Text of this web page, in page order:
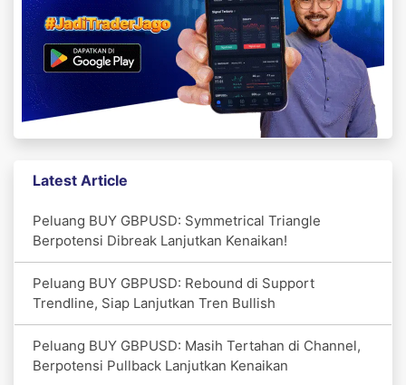
Latest Article
Peluang BUY GBPUSD: Symmetrical Triangle
Berpotensi Dibreak Lanjutkan Kenaikan!
Peluang BUY GBPUSD: Rebound di Support
Trendline, Siap Lanjutkan Tren Bullish
Peluang BUY GBPUSD: Masih Tertahan di Channel,
Berpotensi Pullback Lanjutkan Kenaikan